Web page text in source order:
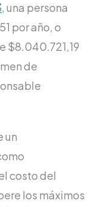
, una persona
por año, o
$8.040.721,19
de
un
costo del
los máximos